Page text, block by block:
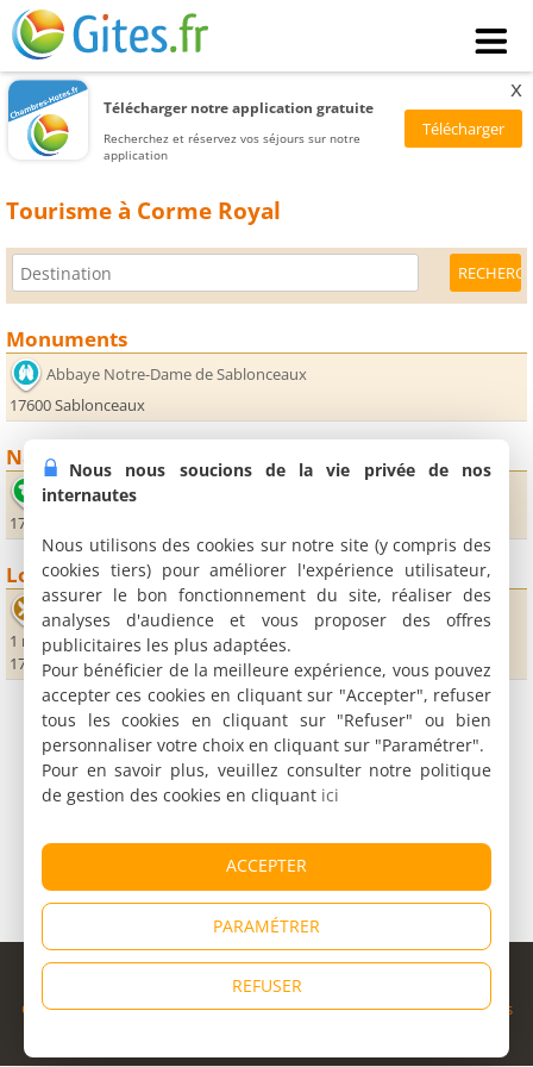
Télécharger notre application gratuite
Recherchez et réservez vos séjours sur notre
application
x
Tourisme à Corme Royal
Monuments
Abbaye Notre-Dame de Sablonceaux
17600 Sablonceaux
Nature
Lac de Cadeuil
17250 Sainte-Gemme
Loisirs
Les Acacias
1 rue du Grand Pré
17600 Corme Royal
© Copyright 1998 - 2026
Cybevasion|Mentions légales|Confidentialité|CGU|Informations
Nous nous soucions de la vie privée de nos
internautes
Nous utilisons des cookies sur notre site (y compris des
cookies tiers) pour améliorer l'expérience utilisateur,
assurer le bon fonctionnement du site, réaliser des
analyses d'audience et vous proposer des offres
publicitaires les plus adaptées.
Pour bénéficier de la meilleure expérience, vous pouvez
accepter ces cookies en cliquant sur "Accepter", refuser
tous les cookies en cliquant sur "Refuser" ou bien
personnaliser votre choix en cliquant sur "Paramétrer".
Pour en savoir plus, veuillez consulter notre politique
de gestion des cookies en cliquant ici
ACCEPTER
PARAMÉTRER
REFUSER